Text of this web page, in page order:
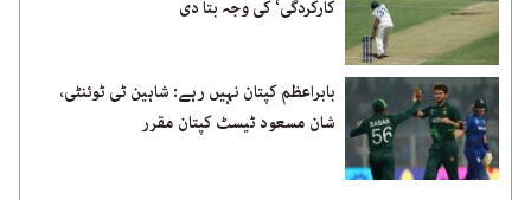
کارکردگی‘ کی وجہ بتا دی
بابراعظم کپتان نہیں رہے: شاہین ٹی ٹوئنٹی،
شان مسعود ٹیسٹ کپتان مقرر